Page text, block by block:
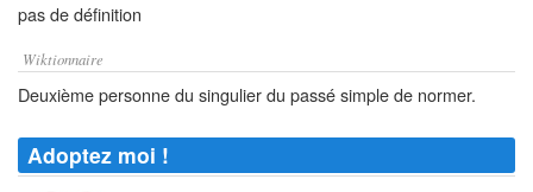
pas de définition
Wiktionnaire
Deuxième personne du singulier du passé simple de normer.
Adoptez moi !